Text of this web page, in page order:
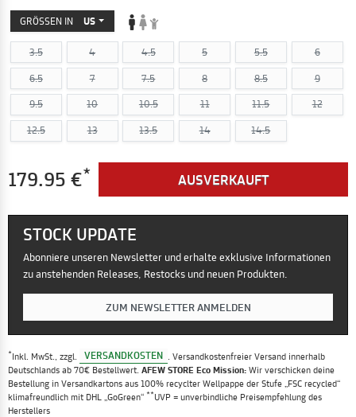
GRÖSSEN IN US
3.5 4 4.5 5 5.5 6
6.5 7 7.5 8 8.5 9
9.5 10 10.5 11 11.5 12
12.5 13 13.5 14 14.5
179.95 €* AUSVERKAUFT
STOCK UPDATE
Abonniere unseren Newsletter und erhalte exklusive Informationen
zu anstehenden Releases, Restocks und neuen Produkten.
ZUM NEWSLETTER ANMELDEN
*Inkl. MwSt., zzgl. VERSANDKOSTEN
. Versandkostenfreier Versand innerhalb
Deutschlands ab 70€ Bestellwert. AFEW STORE Eco Mission: Wir verschicken deine
Bestellung in Versandkartons aus 100% recyclter Wellpappe der Stufe „FSC recycled“
klimafreundlich mit DHL „GoGreen“ **UVP = unverbindliche Preisempfehlung des
Herstellers